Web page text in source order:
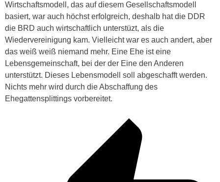
Wirtschaftsmodell, das auf diesem Gesellschaftsmodell
basiert, war auch höchst erfolgreich, deshalb hat die DDR
die BRD auch wirtschaftlich unterstüzt, als die
Wiedervereinigung kam. Vielleicht war es auch andert, aber
das weiß weiß niemand mehr. Eine Ehe ist eine
Lebensgemeinschaft, bei der der Eine den Anderen
unterstützt. Dieses Lebensmodell soll abgeschafft werden.
Nichts mehr wird durch die Abschaffung des
Ehegattensplittings vorbereitet.